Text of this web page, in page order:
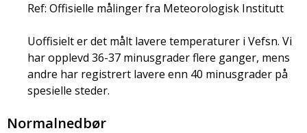
Ref: Offisielle målinger fra Meteorologisk Institutt
Uoffisielt er det målt lavere temperaturer i Vefsn. Vi
har opplevd 36-37 minusgrader flere ganger, mens
andre har registrert lavere enn 40 minusgrader på
spesielle steder.
Normalnedbør